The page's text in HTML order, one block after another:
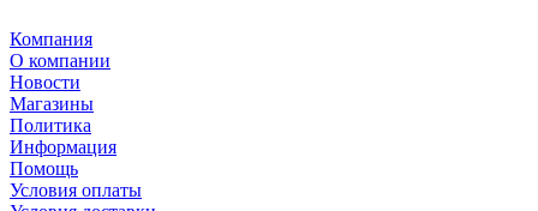
Компания
О компании
Новости
Магазины
Политика
Информация
Помощь
Условия оплаты